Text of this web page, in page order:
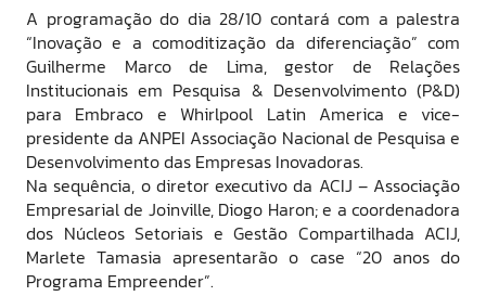
A programação do dia 28/10 contará com a palestra
“Inovação e a comoditização da diferenciação” com
Guilherme Marco de Lima, gestor de Relações
Institucionais em Pesquisa & Desenvolvimento (P&D)
para Embraco e Whirlpool Latin America e vice-
presidente da ANPEI Associação Nacional de Pesquisa e
Desenvolvimento das Empresas Inovadoras.
Na sequência, o diretor executivo da ACIJ – Associação
Empresarial de Joinville, Diogo Haron; e a coordenadora
dos Núcleos Setoriais e Gestão Compartilhada ACIJ,
Marlete Tamasia apresentarão o case “20 anos do
Programa Empreender”.